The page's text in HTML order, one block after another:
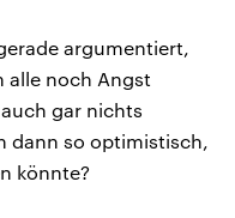
argumentiert,
alle noch Angst
gar nichts
dann so optimistisch,
könnte?